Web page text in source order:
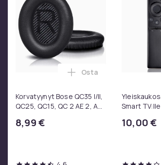
Korvatyynyt Bose QC35 I/II,
QC25, QC15, QC 2 AE 2, AE
SoundLink Black
8,99 €
Lisää Korvatyynyt
Osta
Smart TV:lle
10,00 €